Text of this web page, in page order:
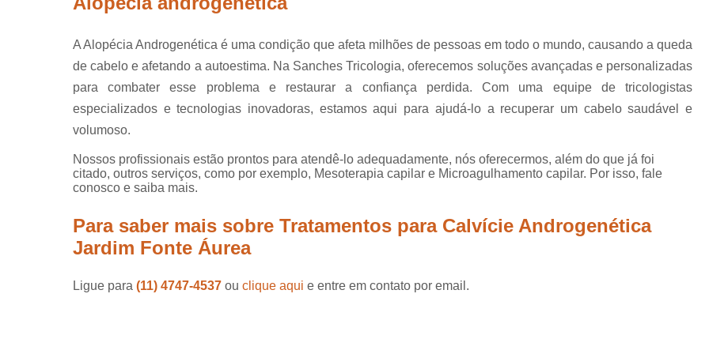
Microagulhamento Capilar Feminino
Microagulhamento Capilar para
Microagulhamento para Cabelo
Microagulhamento para Cabelo
Microagulhamento para Queda de
A Alopécia Androgenética é uma condição que afeta milhões de pessoas em todo o mundo, causando a queda
de cabelo e afetando a autoestima. Na Sanches Tricologia, oferecemos soluções avançadas e personalizadas
para combater esse problema e restaurar a confiança perdida. Com uma equipe de tricologistas
especializados e tecnologias inovadoras, estamos aqui para ajudá-lo a recuperar um cabelo saudável e
volumoso.
Nossos profissionais estão prontos para atendê-lo adequadamente, nós oferecermos, além do que já foi
citado, outros serviços, como por exemplo, Mesoterapia capilar e Microagulhamento capilar. Por isso, fale
conosco e saiba mais.
Para saber mais sobre Tratamentos para Calvície Androgenética
Jardim Fonte Áurea
Ligue para (11) 4747-4537 ou clique aqui e entre em contato por email.